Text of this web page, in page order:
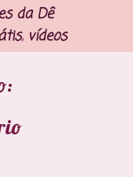
da Dê
, vídeos